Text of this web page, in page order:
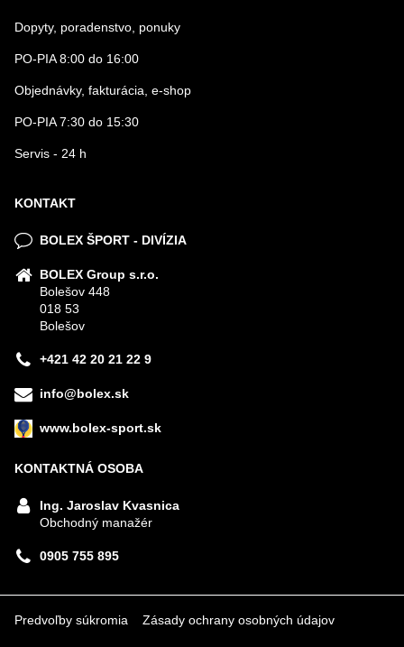
Dopyty, poradenstvo, ponuky
PO-PIA 8:00 do 16:00
Objednávky, fakturácia, e-shop
PO-PIA 7:30 do 15:30
Servis - 24 h
KONTAKT
BOLEX ŠPORT - DIVÍZIA
BOLEX Group s.r.o.
Bolešov 448
018 53
Bolešov
+421 42 20 21 22 9
info@bolex.sk
www.bolex-sport.sk
KONTAKTNÁ OSOBA
Ing. Jaroslav Kvasnica
Obchodný manažér
0905 755 895
Predvoľby súkromia Zásady ochrany osobných údajov